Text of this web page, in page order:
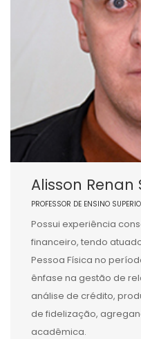
Alisson Renan
PROFESSOR DE ENSINO
Possui experiência
financeiro, tendo
Pessoa Física no
ênfase na gestão de
análise de crédito,
de fidelização,
acadêmica.